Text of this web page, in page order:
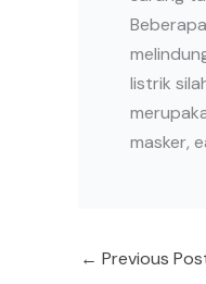
Beberapa
listrik
masker,
← Previous